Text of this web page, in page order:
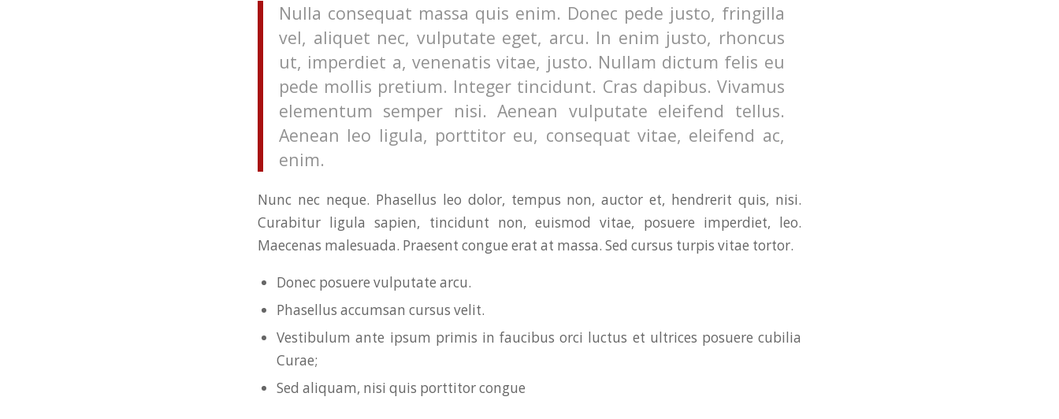
Nulla consequat massa quis enim. Donec pede justo, fringilla
vel, aliquet nec, vulputate eget, arcu. In enim justo, rhoncus
ut, imperdiet a, venenatis vitae, justo. Nullam dictum felis eu
pede mollis pretium. Integer tincidunt. Cras dapibus. Vivamus
elementum semper nisi. Aenean vulputate eleifend tellus.
Aenean leo ligula, porttitor eu, consequat vitae, eleifend ac,
enim.
Nunc nec neque. Phasellus leo dolor, tempus non, auctor et, hendrerit quis, nisi.
Curabitur ligula sapien, tincidunt non, euismod vitae, posuere imperdiet, leo.
Maecenas malesuada. Praesent congue erat at massa. Sed cursus turpis vitae tortor.
Donec posuere vulputate arcu.
Phasellus accumsan cursus velit.
Vestibulum ante ipsum primis in faucibus orci luctus et ultrices posuere cubilia
Curae;
Sed aliquam, nisi quis porttitor congue